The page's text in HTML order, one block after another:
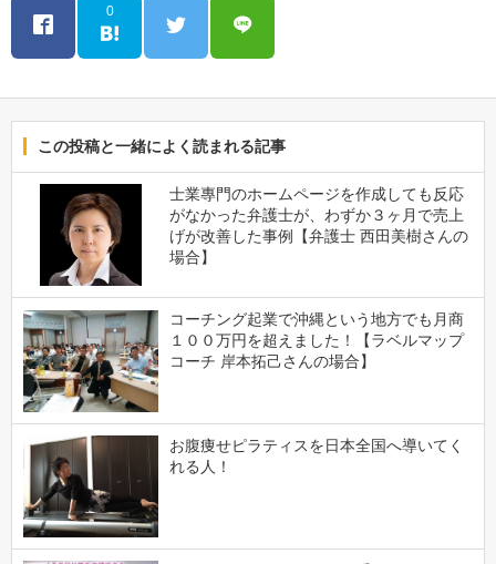
0
この投稿と一緒によく読まれる記事
士業專門のホームページを作成しても反応
がなかった弁護士が、わずか３ヶ月で売上
げが改善した事例【弁護士 西田美樹さんの
場合】
コーチング起業で沖縄という地方でも月商
１００万円を超えました！【ラベルマップ
コーチ 岸本拓己さんの場合】
お腹痩せピラティスを日本全国へ導いてく
れる人！